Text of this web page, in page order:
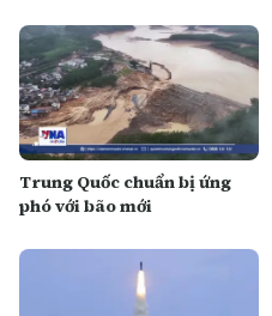
Trung Quốc chuẩn bị ứng
phó với bão mới